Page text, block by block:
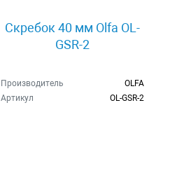
Скребок 40 мм Olfa OL-
GSR-2
Производитель
OLFA
Артикул
OL-GSR-2